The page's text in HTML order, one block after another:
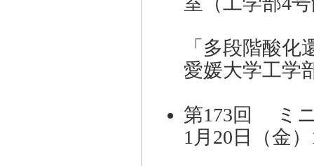
「多段階酸
愛媛大学工
第173回 ミ
1月20日（金